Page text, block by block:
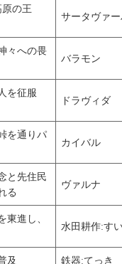
原の王
サータヴァ
々への畏
バラモン
を征服
ドラヴィダ
を通りパ
カイバル
と先住民
る
ヴァルナ
東進し、
水田耕作:す
及 鉄器:てっき